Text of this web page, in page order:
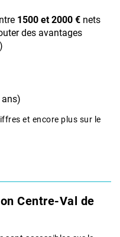
1500 et 2000 € nets
des avantages
ans)
et encore plus sur le
Centre-Val de